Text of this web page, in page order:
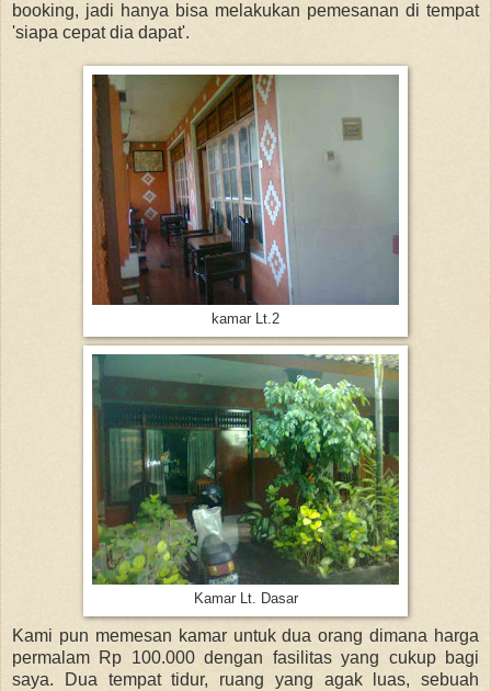
booking, jadi hanya bisa melakukan pemesanan di tempat
'siapa cepat dia dapat'.
kamar Lt.2
Kamar Lt. Dasar
Kami pun memesan kamar untuk dua orang dimana harga
permalam Rp 100.000 dengan fasilitas yang cukup bagi
saya. Dua tempat tidur, ruang yang agak luas, sebuah